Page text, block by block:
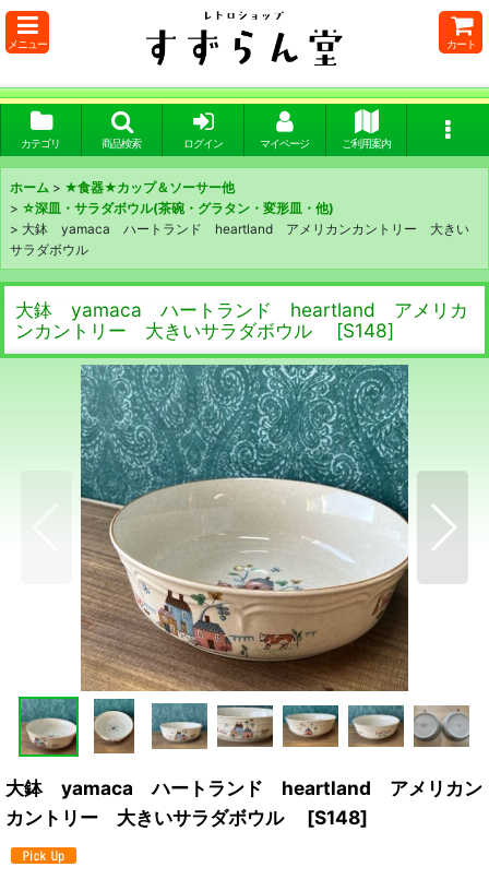
メニュー カート
カテゴリ 商品検索 ログイン マイページ ご利用案内
ホーム > ★食器★カップ＆ソーサー他
> ☆深皿・サラダボウル(茶碗・グラタン・変形皿・他)
> 大鉢 yamaca ハートランド heartland アメリカンカントリー 大きい
サラダボウル
大鉢 yamaca ハートランド heartland アメリカ
ンカントリー 大きいサラダボウル
[S148]
大鉢 yamaca ハートランド heartland アメリカン
カントリー 大きいサラダボウル
[S148]